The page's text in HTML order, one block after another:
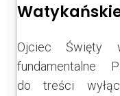
Ojciec Święty
fundamentalne
do treści